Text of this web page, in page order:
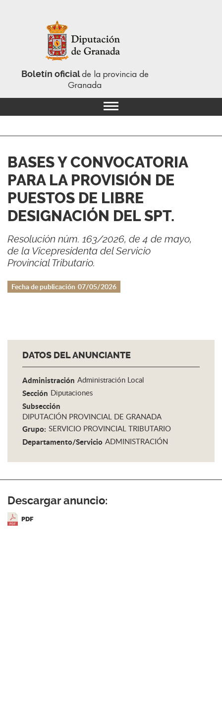
Boletín oficialde la provincia de
Granada
BASES Y CONVOCATORIA
PARA LA PROVISIÓN DE
PUESTOS DE LIBRE
DESIGNACIÓN DEL SPT.
Resolución núm. 163/2026, de 4 de mayo,
de la Vicepresidenta del Servicio
Provincial Tributario.
Fecha de publicación 07/05/2026
DATOS DEL ANUNCIANTE
Administración Administración Local
Sección Diputaciones
Subsección
DIPUTACIÓN PROVINCIAL DE GRANADA
Grupo: SERVICIO PROVINCIAL TRIBUTARIO
Departamento/Servicio ADMINISTRACIÓN
Descargar anuncio:
PDF